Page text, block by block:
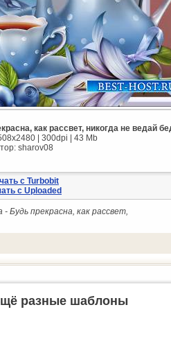
как рассвет, никогда не ведай
| 300dpi | 43 Mb
sharov08
с Turbobit
с Uploaded
Будь прекрасна, как рассвет,
разные шаблоны